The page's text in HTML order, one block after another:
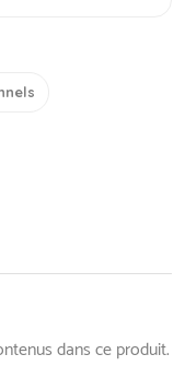
dans ce produit.